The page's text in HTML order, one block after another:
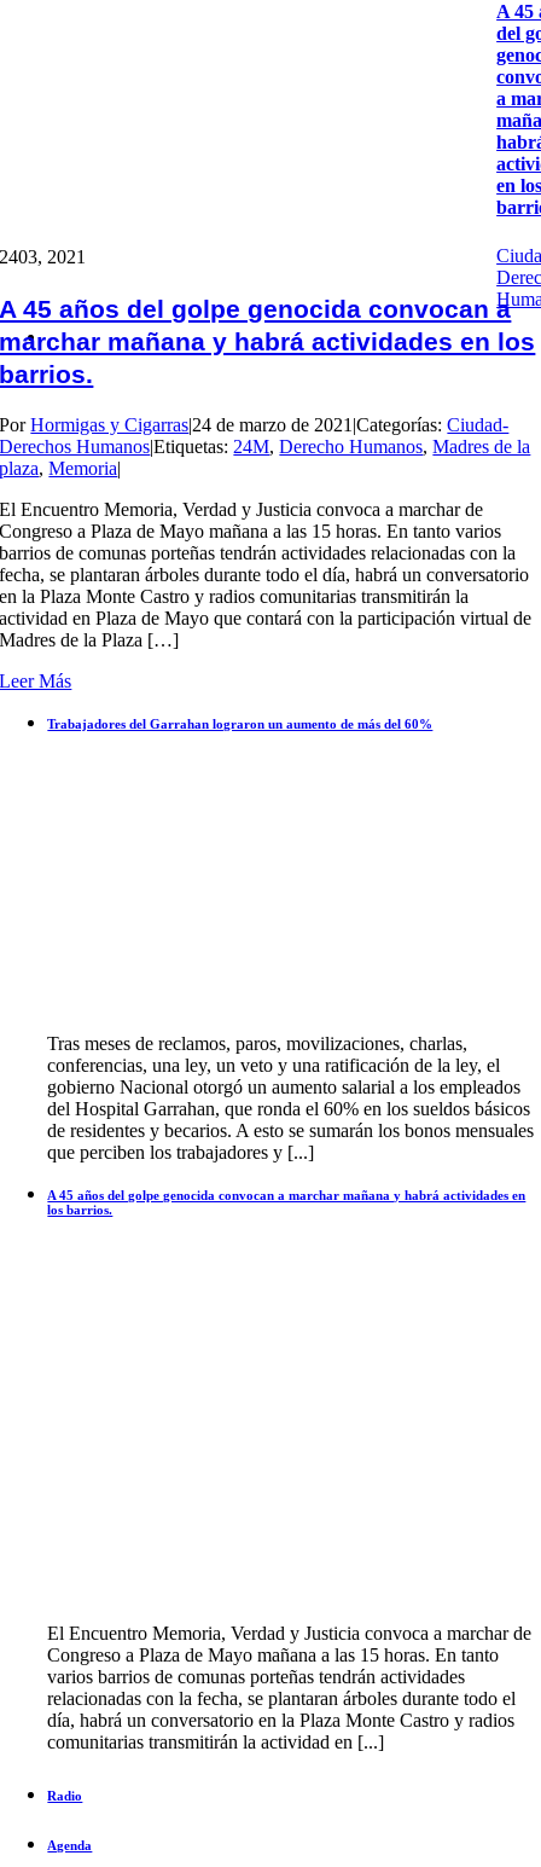
A 45
del
a
en
2403, 2021
A 45 años del golpe genocida convocan a
marchar mañana y habrá actividades en los
barrios.
PorHormigas y Cigarras|24 de marzo de 2021 |Categorías:Ciudad-
Derechos Humanos|Etiquetas: 24M,Derecho Humanos,Madres de la
plaza,Memoria|
El Encuentro Memoria, Verdad y Justicia convoca a marchar de
Congreso a Plaza de Mayo mañana a las 15 horas. En tanto varios
barrios de comunas porteñas tendrán actividades relacionadas con la
fecha, se plantaran árboles durante todo el día, habrá un conversatorio
en la Plaza Monte Castro y radios comunitarias transmitirán la
actividad en Plaza de Mayo que contará con la participación virtual de
Madres de la Plaza […]
Leer Más
Trabajadores del Garrahan lograron un aumento de más del 60%
Tras meses de reclamos, paros, movilizaciones, charlas,
conferencias, una ley, un veto y una ratificación de la ley, el
gobierno Nacional otorgó un aumento salarial a los empleados
del Hospital Garrahan, que ronda el 60% en los sueldos básicos
de residentes y becarios. A esto se sumarán los bonos mensuales
que perciben los trabajadores y [...]
A 45 años del golpe genocida convocan a marchar mañana y habrá actividades en
los barrios.
El Encuentro Memoria, Verdad y Justicia convoca a marchar de
Congreso a Plaza de Mayo mañana a las 15 horas. En tanto
varios barrios de comunas porteñas tendrán actividades
relacionadas con la fecha, se plantaran árboles durante todo el
día, habrá un conversatorio en la Plaza Monte Castro y radios
comunitarias transmitirán la actividad en [...]
Radio
Agenda